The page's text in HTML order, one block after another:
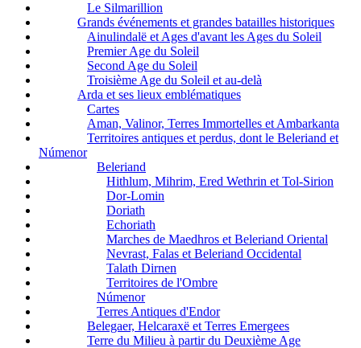
Le Silmarillion
Grands événements et grandes batailles historiques
Ainulindalë et Ages d'avant les Ages du Soleil
Premier Age du Soleil
Second Age du Soleil
Troisième Age du Soleil et au-delà
Arda et ses lieux emblématiques
Cartes
Aman, Valinor, Terres Immortelles et Ambarkanta
Territoires antiques et perdus, dont le Beleriand et
Númenor
Beleriand
Hithlum, Mihrim, Ered Wethrin et Tol-Sirion
Dor-Lomin
Doriath
Echoriath
Marches de Maedhros et Beleriand Oriental
Nevrast, Falas et Beleriand Occidental
Talath Dirnen
Territoires de l'Ombre
Númenor
Terres Antiques d'Endor
Belegaer, Helcaraxë et Terres Emergees
Terre du Milieu à partir du Deuxième Age